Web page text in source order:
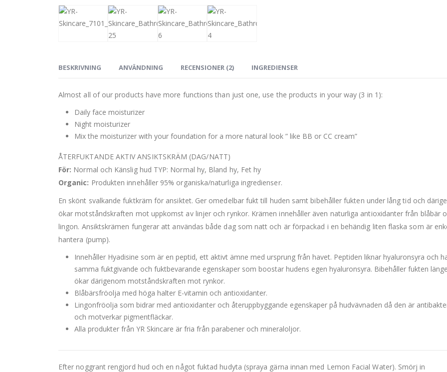
BESKRIVNING ANVÄNDNING RECENSIONER (2) INGREDIENSER
Almost all of our products have more functions than just one, use the products in your way (3 in 1):
Daily face moisturizer
Night moisturizer
Mix the moisturizer with your foundation for a more natural look ” like BB or CC cream”
ÅTERFUKTANDE AKTIV ANSIKTSKRÄM (DAG/NATT)
För: Normal och Känslig hud TYP: Normal hy, Bland hy, Fet hy
Organic: Produkten innehåller 95% organiska/naturliga ingredienser.
En skönt svalkande fuktkräm för ansiktet. Ger omedelbar fukt till huden samt bibehåller fukten under lång tid och
ökar motståndskraften mot uppkomst av linjer och rynkor. Krämen innehåller även naturliga antioxidanter från blåbär
lingon. Ansiktskrämen fungerar att användas både dag som natt och är förpackad i en behändig liten flaska som är
hantera (pump).
Innehåller Hyadisine som är en peptid, ett aktivt ämne med ursprung från havet. Peptiden liknar hyaluronsyra och
samma fuktgivande och fuktbevarande egenskaper som boostar hudens egen hyaluronsyra. Bibehåller fukten
ökar därigenom motståndskraften mot rynkor.
Blåbärsfröolja med höga halter E-vitamin och antioxidanter.
Lingonfröolja som bidrar med antioxidanter och återuppbyggande egenskaper på hudvävnaden då den är
och motverkar pigmentfläckar.
Alla produkter från YR Skincare är fria från parabener och mineraloljor.
Efter noggrant rengjord hud och en något fuktad hudyta (spraya gärna innan med Lemon Facial Water). Smörj in